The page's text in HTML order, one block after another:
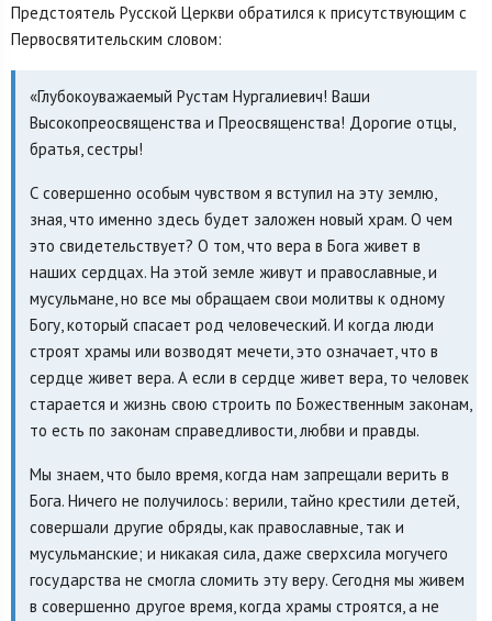
Предстоятель Русской Церкви обратился к присутствующим с
Первосвятительским словом:
«Глубокоуважаемый Рустам Нургалиевич! Ваши
Высокопреосвященства и Преосвященства! Дорогие отцы,
братья, сестры!
С совершенно особым чувством я вступил на эту землю,
зная, что именно здесь будет заложен новый храм. О чем
это свидетельствует? О том, что вера в Бога живет в
наших сердцах. На этой земле живут и православные, и
мусульмане, но все мы обращаем свои молитвы к одному
Богу, который спасает род человеческий. И когда люди
строят храмы или возводят мечети, это означает, что в
сердце живет вера. А если в сердце живет вера, то человек
старается и жизнь свою строить по Божественным законам,
то есть по законам справедливости, любви и правды.
Мы знаем, что было время, когда нам запрещали верить в
Бога. Ничего не получилось: верили, тайно крестили детей,
совершали другие обряды, как православные, так и
мусульманские; и никакая сила, даже сверхсила могучего
государства не смогла сломить эту веру. Сегодня мы живем
в совершенно другое время, когда храмы строятся, а не